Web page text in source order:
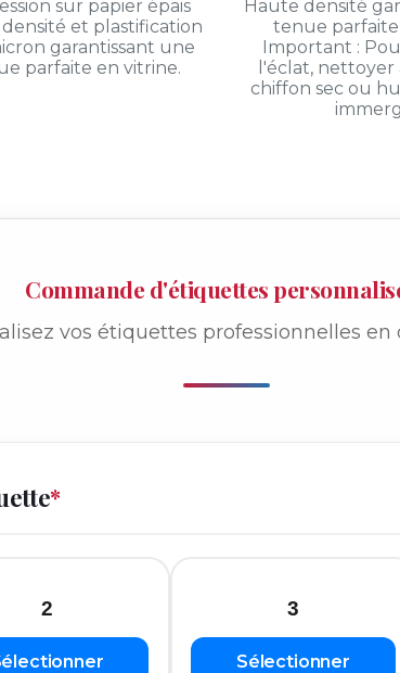
sur papier épais
et plastification
garantissant une
parfaite en vitrine.
Haute densité
tenue
Important :
l'éclat, nettoyer
chiffon sec ou
Commande d'étiquettes
vos étiquettes professionnelles en
*
2 3
Sélectionner